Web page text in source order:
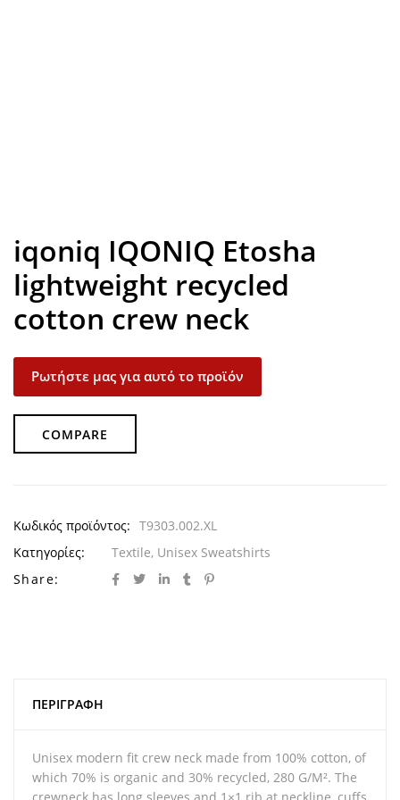
iqoniq IQONIQ Etosha
lightweight recycled
cotton crew neck
Ρωτήστε μας για αυτό το προϊόν
COMPARE
Κωδικός προϊόντος: T9303.002.XL
Κατηγορίες:
Textile, Unisex Sweatshirts
Share:
ΠΕΡΙΓΡΑΦΉ
Unisex modern fit crew neck made from 100% cotton, of
which 70% is organic and 30% recycled, 280 G/M². The